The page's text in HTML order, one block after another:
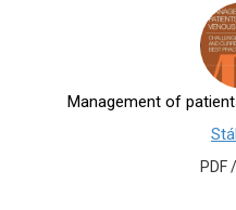
Management of
PDF